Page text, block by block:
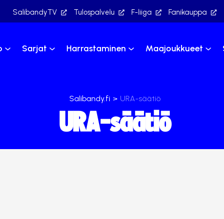
SalibandyTV Tulospalvelu F-liiga Fanikauppa
Sarjat Harrastaminen Maajoukkueet
Salibandy.fi > URA-säätiö
URA-säätiö